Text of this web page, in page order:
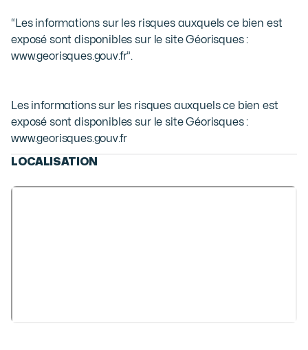
“Les informations sur les risques auxquels ce bien est
exposé sont disponibles sur le site Géorisques :
www.georisques.gouv.fr”.
Les informations sur les risques auxquels ce bien est
exposé sont disponibles sur le site Géorisques :
www.georisques.gouv.fr
LOCALISATION